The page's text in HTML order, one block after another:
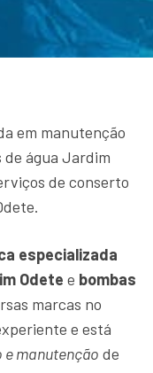
em manutenção
de água Jardim
de conserto
especializada
Odete e bombas
marcas no
e está
e manutenção de